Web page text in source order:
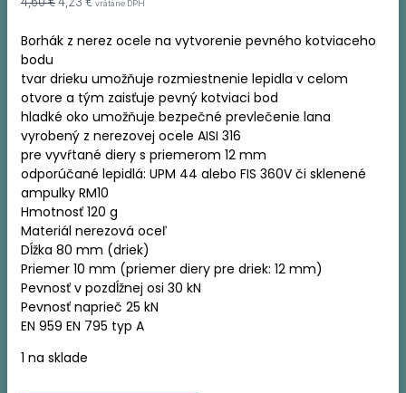
4,60 €.4,23 €.
vrátane DPH
Borhák z nerez ocele na vytvorenie pevného kotviaceho
bodu
tvar drieku umožňuje rozmiestnenie lepidla v celom
otvore a tým zaisťuje pevný kotviaci bod
hladké oko umožňuje bezpečné prevlečenie lana
vyrobený z nerezovej ocele AISI 316
pre vyvŕtané diery s priemerom 12 mm
odporúčané lepidlá: UPM 44 alebo FIS 360V či sklenené
ampulky RM10
Hmotnosť 120 g
Materiál nerezová oceľ
Dĺžka 80 mm (driek)
Priemer 10 mm (priemer diery pre driek: 12 mm)
Pevnosť v pozdĺžnej osi 30 kN
Pevnosť naprieč 25 kN
EN 959 EN 795 typ A
1 na sklade